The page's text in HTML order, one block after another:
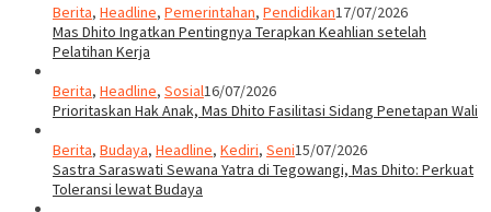
Berita, Headline, Pemerintahan, Pendidikan17/07/2026
Mas Dhito Ingatkan Pentingnya Terapkan Keahlian setelah
Pelatihan Kerja
Berita, Headline, Sosial16/07/2026
Prioritaskan Hak Anak, Mas Dhito Fasilitasi Sidang Penetapan Wali
Berita, Budaya, Headline, Kediri, Seni15/07/2026
Sastra Saraswati Sewana Yatra di Tegowangi, Mas Dhito: Perkuat
Toleransi lewat Budaya